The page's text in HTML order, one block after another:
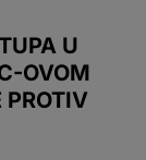
U
OVOM
PROTIV